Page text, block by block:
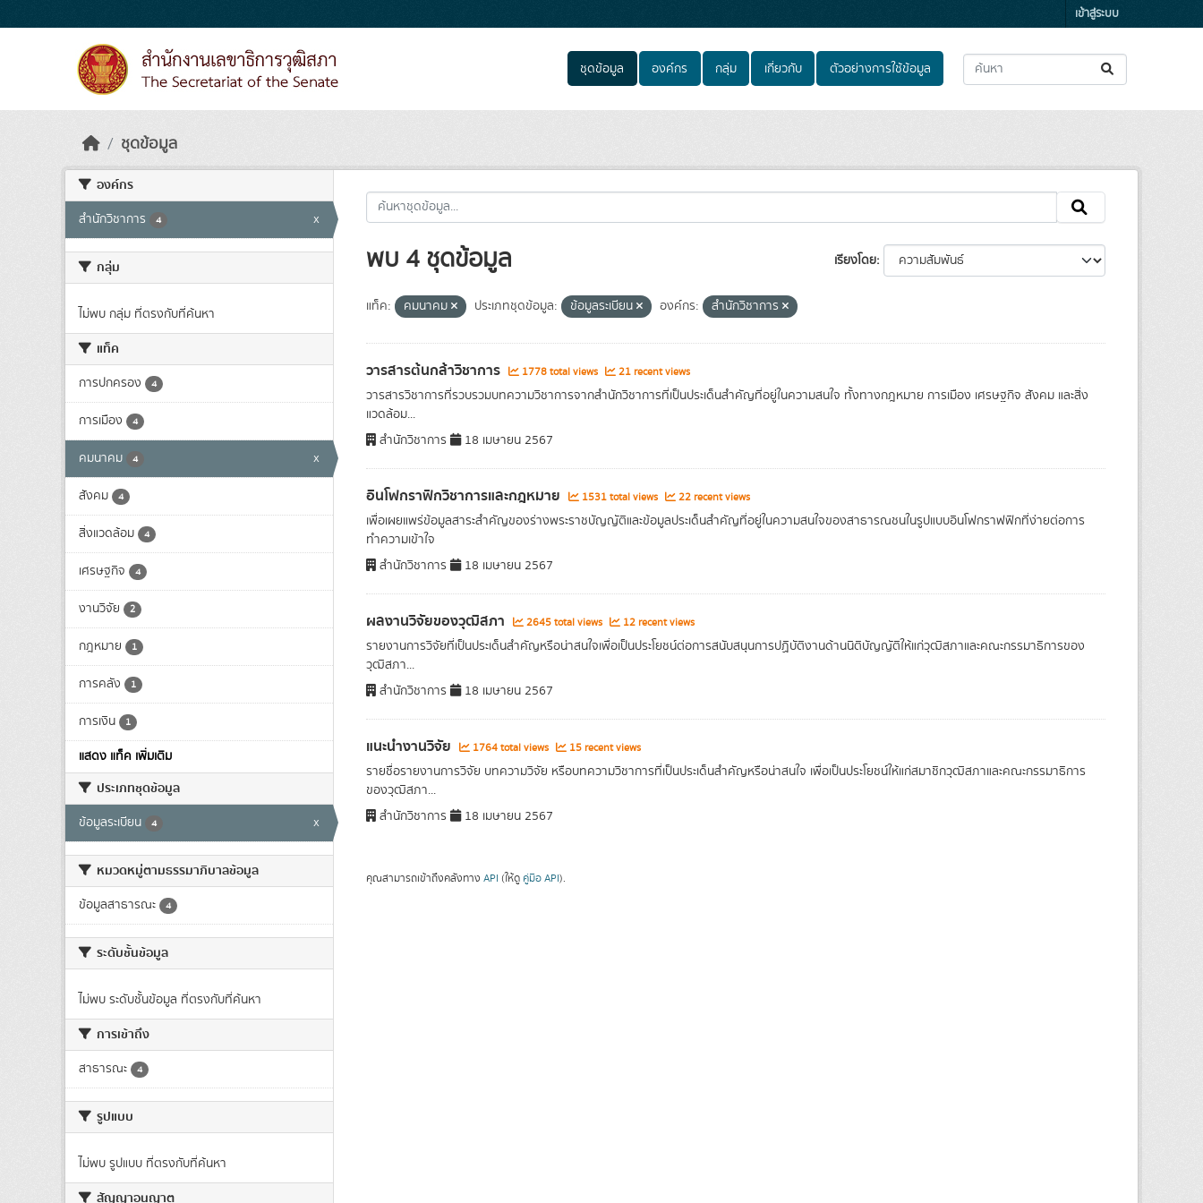
เข้าสู่ระบบ
ชุดข้อมูล องค์กร กลุ่ม เกี่ยวกับ ตัวอย่างการใช้ข้อมูล
ชุดข้อมูล
องค์กร
สำนักวิชาการ 4 x
กลุ่ม
ไม่พบ กลุ่ม ที่ตรงกับที่ค้นหา
แท็ค
การปกครอง 4
การเมือง 4
คมนาคม 4 x
สังคม 4
สิ่งแวดล้อม 4
เศรษฐกิจ 4
งานวิจัย 2
กฎหมาย 1
การคลัง 1
การเงิน 1
แสดง แท็ค เพิ่มเติม
ประเภทชุดข้อมูล
ข้อมูลระเบียน 4 x
หมวดหมู่ตามธรรมาภิบาลข้อมูล
ข้อมูลสาธารณะ 4
ระดับชั้นข้อมูล
ไม่พบ ระดับชั้นข้อมูล ที่ตรงกับที่ค้นหา
การเข้าถึง
สาธารณะ 4
รูปแบบ
ไม่พบ รูปแบบ ที่ตรงกับที่ค้นหา
สัญญาอนุญาต
เรียงโดย
พบ 4 ชุดข้อมูล
แท็ค: คมนาคม ประเภทชุดข้อมูล: ข้อมูลระเบียน องค์กร: สำนักวิชาการ
วารสารต้นกล้าวิชาการ 1778 total views 21 recent views
วารสารวิชาการที่รวบรวมบทความวิชาการจากสำนักวิชาการที่เป็นประเด็นสำคัญที่อยู่ในความสนใจ ทั้งทางกฎหมาย การเมือง เศรษฐกิจ สังคม และสิ่ง
แวดล้อม...
สำนักวิชาการ
18 เมษายน 2567
อินโฟกราฟิกวิชาการและกฎหมาย 1531 total views 22 recent views
เพื่อเผยแพร่ข้อมูลสาระสำคัญของร่างพระราชบัญญัติและข้อมูลประเด็นสำคัญที่อยู่ในความสนใจของสาธารณชนในรูปแบบอินโฟกราฟฟิกที่ง่ายต่อการ
ทำความเข้าใจ
สำนักวิชาการ
18 เมษายน 2567
ผลงานวิจัยของวุฒิสภา 2645 total views 12 recent views
รายงานการวิจัยที่เป็นประเด็นสำคัญหรือน่าสนใจเพื่อเป็นประโยชน์ต่อการสนับสนุนการปฏิบัติงานด้านนิติบัญญัติให้แก่วุฒิสภาและคณะกรรมาธิการของ
วุฒิสภา...
สำนักวิชาการ
18 เมษายน 2567
แนะนำงานวิจัย 1764 total views 15 recent views
รายชื่อรายงานการวิจัย บทความวิจัย หรือบทความวิชาการที่เป็นประเด็นสำคัญหรือน่าสนใจ เพื่อเป็นประโยชน์ให้แก่สมาชิกวุฒิสภาและคณะกรรมาธิการ
ของวุฒิสภา...
สำนักวิชาการ
18 เมษายน 2567
คุณสามารถเข้าถึงคลังทาง API (ให้ดู คู่มือ API).